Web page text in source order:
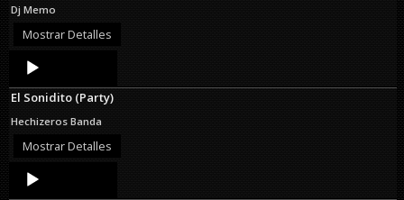
Dj Memo
Mostrar Detalles
Audio
Player
El Sonidito (Party)
Hechizeros Banda
Mostrar Detalles
Audio
Player